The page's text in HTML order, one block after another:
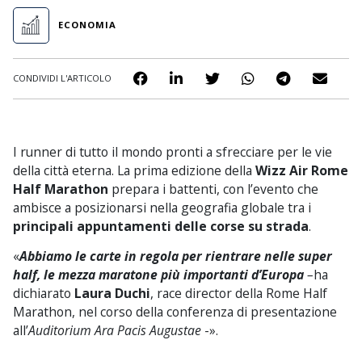
ECONOMIA
CONDIVIDI L'ARTICOLO
I runner di tutto il mondo pronti a sfrecciare per le vie
della città eterna. La prima edizione della Wizz Air Rome
Half Marathon prepara i battenti, con l’evento che
ambisce a posizionarsi nella geografia globale tra i
principali appuntamenti delle corse su strada.
«Abbiamo le carte in regola per rientrare nelle super
half, le mezza maratone più importanti d’Europa–ha
dichiarato Laura Duchi, race director della Rome Half
Marathon, nel corso della conferenza di presentazione
all’Auditorium Ara Pacis Augustae-».